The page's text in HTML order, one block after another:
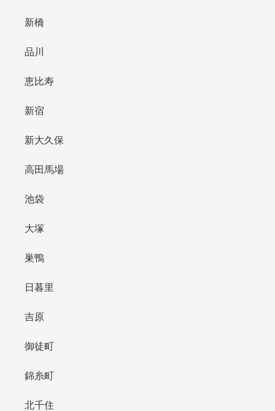
新橋
品川
恵比寿
新宿
新大久保
高田馬場
池袋
大塚
巣鴨
日暮里
吉原
御徒町
錦糸町
北千住